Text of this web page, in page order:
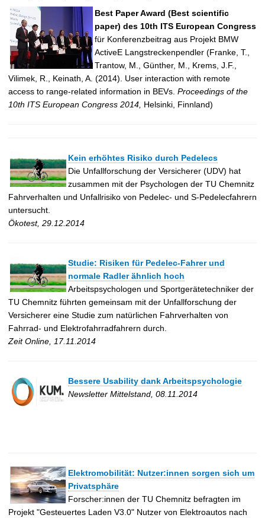
Best Paper Award (Best scientific
paper) des 10th ITS European Congress
für Konferenzbeitrag aus Projekt BMW
ActiveE Langstreckenpendler (Franke, T.,
Trantow, M., Günther, M., Krems, J.F.,
Vilimek, R., Keinath, A. (2014). User interaction with remote
access to range-related information in BEVs. Proceedings of the
10th ITS European Congress 2014, Helsinki, Finnland)
Kein erhöhtes Risiko durch Pedelecs
Die Unfallforschung der Versicherer (UDV) hat
zusammen mit der Psychologen der TU Chemnitz
Fahrverhalten und Unfallrisiko von Pedelec- und S-Pedelecfahrern
untersucht.
Ökotest, 29.12.2014
Studie: Risiken für Pedelec-Fahrer und
normale Radler ähnlich hoch
Arbeitspsychologen und Sportgerätetechniker der
TU Chemnitz führten gemeinsam mit der Unfallforschung der
Versicherer eine Studie zum natürlichen Fahrverhalten von
Fahrrad- und Elektrofahrradfahrern durch.
Zeit Online, 17.11.2014
Bessere Usability dank Arbeitspsychologie
Newsletter Mittelstand, 08.11.2014
Elektromobilität: Nutzer:innen sorgen sich um
Privatsphäre
Forscher:innen der TU Chemnitz befragten im
Projekt "Gesteuertes Laden V3.0" Nutzer von Elektroautos nach